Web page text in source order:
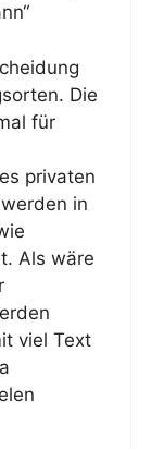
Die
für
privaten
in
Als wäre
viel Text